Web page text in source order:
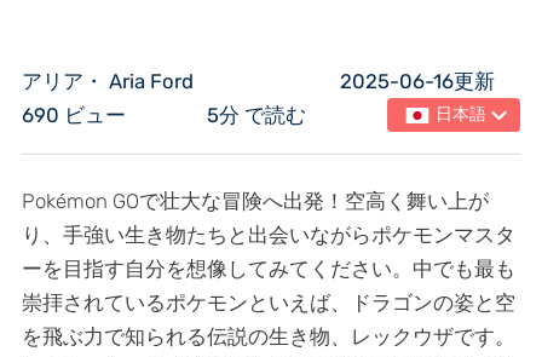
アリア・ Aria Ford
2025-06-16更新
690 ビュー
5分 で読む 日本語
Pokémon GOで壮大な冒険へ出発！空高く舞い上が
り、手強い生き物たちと出会いながらポケモンマスタ
ーを目指す自分を想像してみてください。中でも最も
崇拝されているポケモンといえば、ドラゴンの姿と空
を飛ぶ力で知られる伝説の生き物、レックウザです。